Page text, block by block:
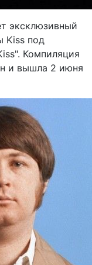
эксклюзивный
Kiss под
Компиляция
и вышла 2 июня